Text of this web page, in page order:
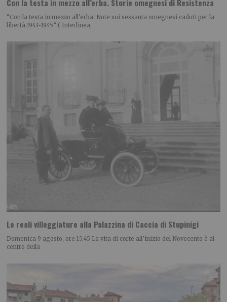
Con la testa in mezzo all’erba. Storie omegnesi di Resistenza
“Con la testa in mezzo all’erba. Note sui sessanta omegnesi caduti per la
libertà,1943-1945” ( Interlinea,
Le reali villeggiature alla Palazzina di Caccia di Stupinigi
Domenica 9 agosto, ore 15.45 La vita di corte all’inizio del Novecento è al
centro della